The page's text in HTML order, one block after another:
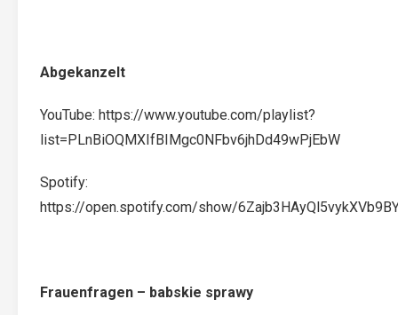
Abgekanzelt
YouTube: https://www.youtube.com/playlist?
list=PLnBiOQMXIfBIMgc0NFbv6jhDd49wPjEbW
Spotify:
https://open.spotify.com/show/
Frauenfragen – babskie sprawy